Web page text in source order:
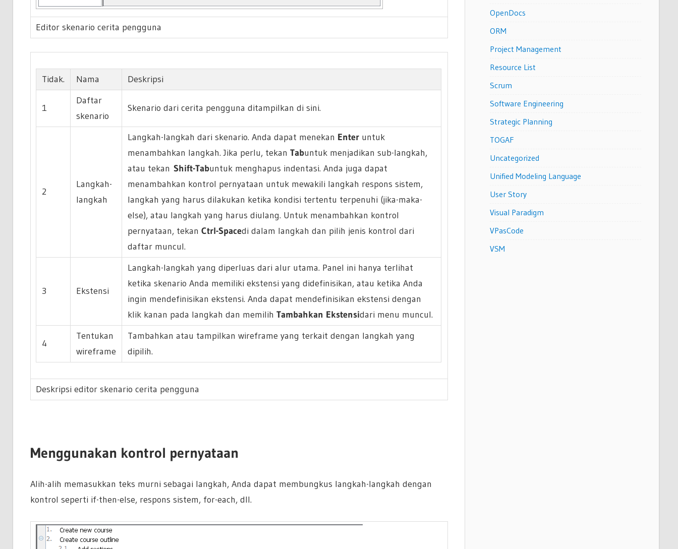
Editor skenario cerita pengguna
Tidak. Nama Deskripsi
1
Daftar
skenario
Skenario dari cerita pengguna ditampilkan di sini.
2
Langkah-
langkah
Langkah-langkah dari skenario. Anda dapat menekan Enter untuk
menambahkan langkah. Jika perlu, tekanTabuntuk menjadikan sub-langkah,
atau tekanShift-Tabuntuk menghapus indentasi. Anda juga dapat
menambahkan kontrol pernyataan untuk mewakili langkah respons sistem,
langkah yang harus dilakukan ketika kondisi tertentu terpenuhi (jika-maka-
else), atau langkah yang harus diulang. Untuk menambahkan kontrol
pernyataan, tekanCtrl-Spacedi dalam langkah dan pilih jenis kontrol dari
daftar muncul.
3 Ekstensi
Langkah-langkah yang diperluas dari alur utama. Panel ini hanya terlihat
ketika skenario Anda memiliki ekstensi yang didefinisikan, atau ketika Anda
ingin mendefinisikan ekstensi. Anda dapat mendefinisikan ekstensi dengan
klik kanan pada langkah dan memilihTambahkan Ekstensidari menu muncul.
4
Tentukan
wireframe
Tambahkan atau tampilkan wireframe yang terkait dengan langkah yang
dipilih.
Deskripsi editor skenario cerita pengguna
Menggunakan kontrol pernyataan
Alih-alih memasukkan teks murni sebagai langkah, Anda dapat membungkus langkah-langkah dengan
kontrol seperti if-then-else, respons sistem, for-each, dll.
OpenDocs
ORM
Project Management
Resource List
Scrum
Software Engineering
Strategic Planning
TOGAF
Uncategorized
Unified Modeling Language
User Story
Visual Paradigm
VPasCode
VSM